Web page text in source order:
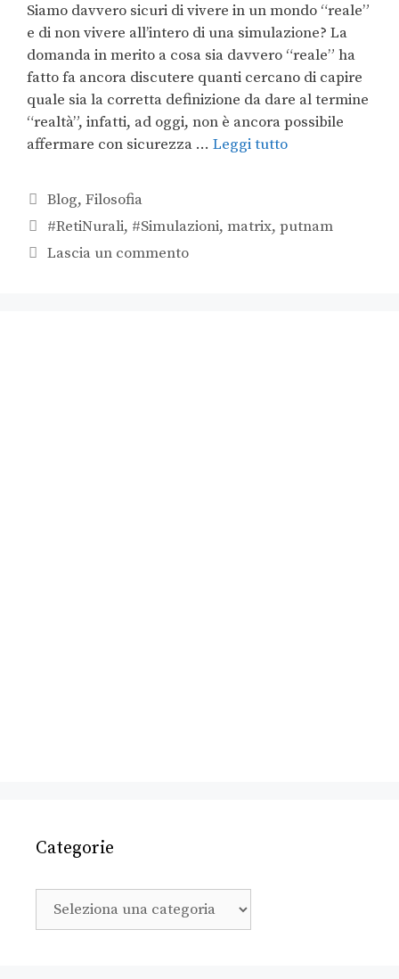
Siamo davvero sicuri di vivere in un mondo “reale”
e di non vivere all’intero di una simulazione? La
domanda in merito a cosa sia davvero “reale” ha
fatto fa ancora discutere quanti cercano di capire
quale sia la corretta definizione da dare al termine
“realtà”, infatti, ad oggi, non è ancora possibile
affermare con sicurezza … Leggi tutto
Blog,Filosofia
#RetiNurali, #Simulazioni,matrix,putnam
Lascia un commento
Categorie